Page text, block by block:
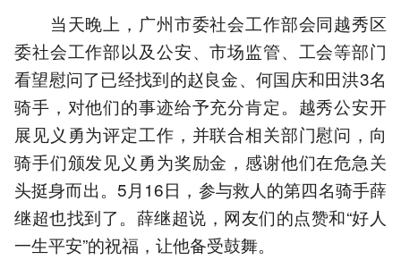
当天晚上，广州市委社会工作部会同越秀区
委社会工作部以及公安、市场监管、工会等部门
看望慰问了已经找到的赵良金、何国庆和田洪3名
骑手，对他们的事迹给予充分肯定。越秀公安开
展见义勇为评定工作，并联合相关部门慰问，向
骑手们颁发见义勇为奖励金，感谢他们在危急关
头挺身而出。5月16日，参与救人的第四名骑手薛
继超也找到了。薛继超说，网友们的点赞和“好人
一生平安”的祝福，让他备受鼓舞。